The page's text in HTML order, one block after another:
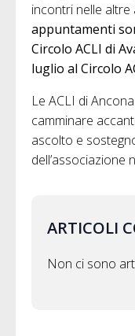
incontri nelle altre
appuntamenti
Circolo ACLI di
luglio al Circolo
Le ACLI di
camminare
ascolto e
dell’associazione
ARTICOLI
Non ci sono